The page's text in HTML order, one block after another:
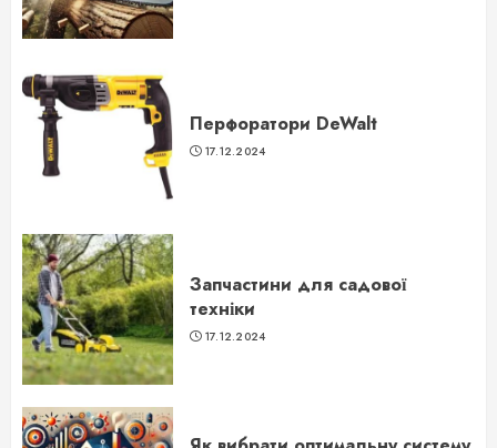
Перфоратори DeWalt
17.12.2024
Запчастини для садової
техніки
17.12.2024